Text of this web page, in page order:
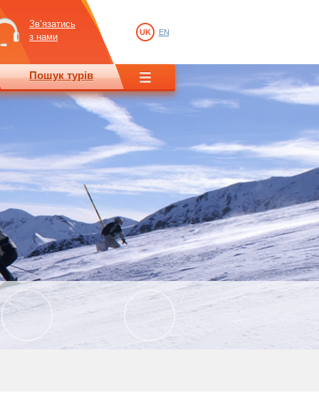
Зв’язатись
з нами
UK EN
Пошук турів